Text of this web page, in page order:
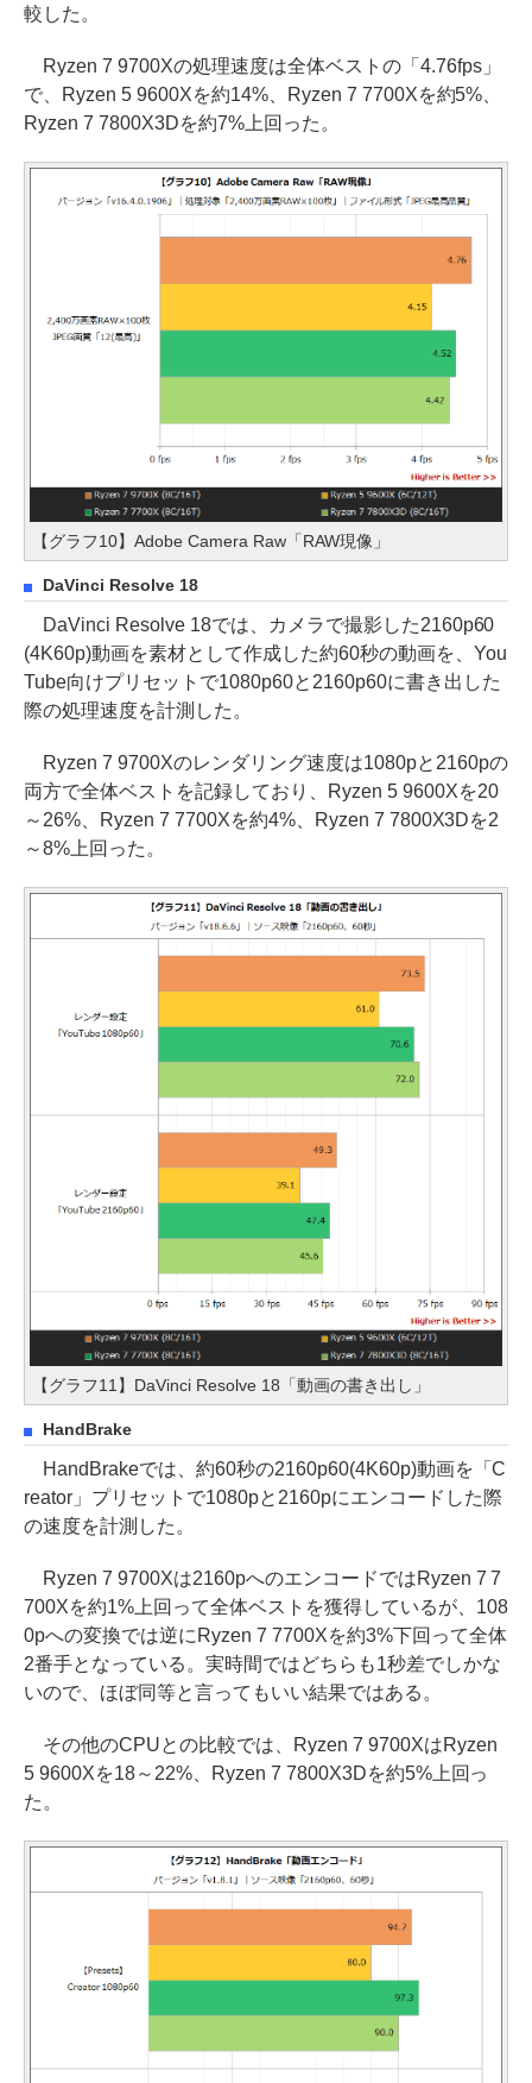
較した。
Ryzen 7 9700Xの処理速度は全体ベストの「4.76fps」
で、Ryzen 5 9600Xを約14%、Ryzen 7 7700Xを約5%、
Ryzen 7 7800X3Dを約7%上回った。
【グラフ10】Adobe Camera Raw「RAW現像」
DaVinci Resolve 18
DaVinci Resolve 18では、カメラで撮影した2160p60
(4K60p)動画を素材として作成した約60秒の動画を、You
Tube向けプリセットで1080p60と2160p60に書き出した
際の処理速度を計測した。
Ryzen 7 9700Xのレンダリング速度は1080pと2160pの
両方で全体ベストを記録しており、Ryzen 5 9600Xを20
～26%、Ryzen 7 7700Xを約4%、Ryzen 7 7800X3Dを2
～8%上回った。
【グラフ11】DaVinci Resolve 18「動画の書き出し」
HandBrake
HandBrakeでは、約60秒の2160p60(4K60p)動画を「C
reator」プリセットで1080pと2160pにエンコードした際
の速度を計測した。
Ryzen 7 9700Xは2160pへのエンコードではRyzen 7 7
700Xを約1%上回って全体ベストを獲得しているが、108
0pへの変換では逆にRyzen 7 7700Xを約3%下回って全体
2番手となっている。実時間ではどちらも1秒差でしかな
いので、ほぼ同等と言ってもいい結果ではある。
その他のCPUとの比較では、Ryzen 7 9700XはRyzen
5 9600Xを18～22%、Ryzen 7 7800X3Dを約5%上回っ
た。